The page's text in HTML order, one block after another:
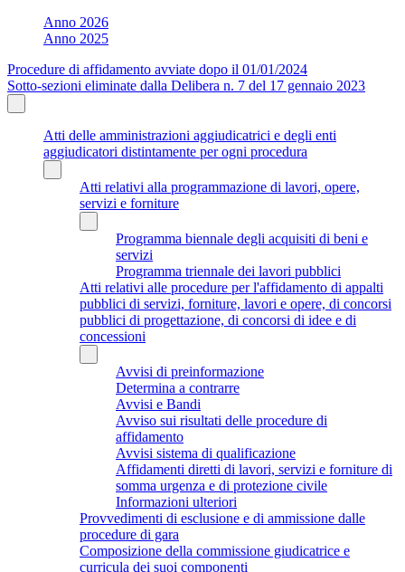
Anno 2026
Anno 2025
Procedure di affidamento avviate dopo il 01/01/2024
Sotto-sezioni eliminate dalla Delibera n. 7 del 17 gennaio 2023
Atti delle amministrazioni aggiudicatrici e degli enti
aggiudicatori distintamente per ogni procedura
Atti relativi alla programmazione di lavori, opere,
servizi e forniture
Programma biennale degli acquisiti di beni e
servizi
Programma triennale dei lavori pubblici
Atti relativi alle procedure per l'affidamento di appalti
pubblici di servizi, forniture, lavori e opere, di concorsi
pubblici di progettazione, di concorsi di idee e di
concessioni
Avvisi di preinformazione
Determina a contrarre
Avvisi e Bandi
Avviso sui risultati delle procedure di
affidamento
Avvisi sistema di qualificazione
Affidamenti diretti di lavori, servizi e forniture di
somma urgenza e di protezione civile
Informazioni ulteriori
Provvedimenti di esclusione e di ammissione dalle
procedure di gara
Composizione della commissione giudicatrice e
curricula dei suoi componenti